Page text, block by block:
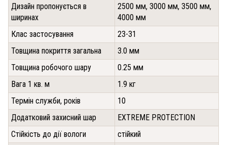
Дизайн пропонується в
ширинах
2500 мм, 3000 мм, 3500 мм,
4000 мм
Клас застосування
23-31
Товщина покриття загальна
3.0 мм
Товщина робочого шару
0.25 мм
Вага 1 кв. м
1.9 кг
Термін служби, років
10
Додатковий захисний шар
EXTREME PROTECTION
Стійкість до дії вологи
стійкий